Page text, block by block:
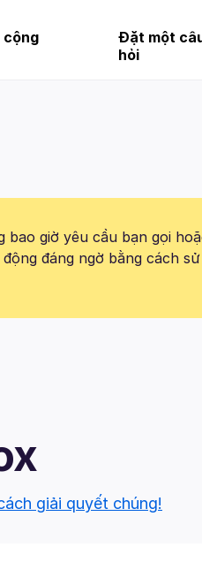
cộng
Đặt một
hỏi
bao giờ yêu cầu bạn gọi
đáng ngờ bằng cách
giải quyết chúng!